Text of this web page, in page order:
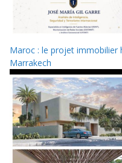
Maroc : le projet immobilier
Marrakech